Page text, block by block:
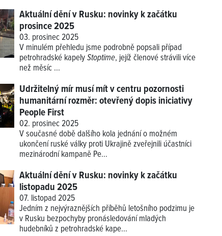
Aktuální dění v Rusku: novinky k začátku
prosince 2025
03. prosinec 2025
V minulém přehledu jsme podrobně popsali případ
petrohradské kapelyStoptime, jejíž členové strávili více
než měsíc ...
Udržitelný mír musí mít v centru pozornosti
humanitární rozměr: otevřený dopis iniciativy
People First
02. prosinec 2025
V současné době dalšího kola jednání o možném
ukončení ruské války proti Ukrajině zveřejnili účastníci
mezinárodní kampaně Pe...
Aktuální dění v Rusku: novinky k začátku
listopadu 2025
07. listopad 2025
Jedním z nejvýraznějších příběhů letošního podzimu je
v Rusku bezpochyby pronásledování mladých
hudebníků z petrohradské kape...